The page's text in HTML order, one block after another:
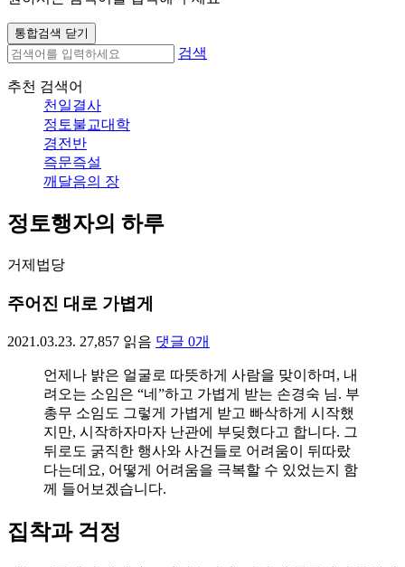
통합검색 닫기
검색
추천 검색어
천일결사
정토불교대학
경전반
즉문즉설
깨달음의 장
정토행자의 하루
거제법당
주어진 대로 가볍게
2021.03.23. 27,857 읽음 댓글 0개
언제나 밝은 얼굴로 따뜻하게 사람을 맞이하며, 내
려오는 소임은 “네”하고 가볍게 받는 손경숙 님. 부
총무 소임도 그렇게 가볍게 받고 빠삭하게 시작했
지만, 시작하자마자 난관에 부딪혔다고 합니다. 그
뒤로도 굵직한 행사와 사건들로 어려움이 뒤따랐
다는데요, 어떻게 어려움을 극복할 수 있었는지 함
께 들어보겠습니다.
집착과 걱정